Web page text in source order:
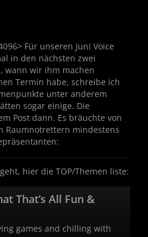
Für unseren Juni Voice
in den nächsten zwei
wann wir ihm machen
Termin habe, schreibe ich
unter anderem
sogar einige. Die
Post dann. Es bräuchte von
Raumnotrettern mindestens
hier die TOP/Themen liste:
That’s All Fun &
games and chilling with